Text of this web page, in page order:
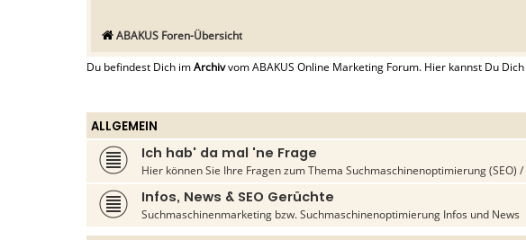
ABAKUS Foren-Übersicht
Du befindest Dich imArchivvom ABAKUS Online Marketing Forum. Hier kannst Du
ALLGEMEIN
Ich hab' da mal 'ne Frage
Hier können Sie Ihre Fragen zum Thema Suchmaschinenoptimierung (SEO)
Infos, News & SEO Gerüchte
Suchmaschinenmarketing bzw. Suchmaschinenoptimierung Infos und News